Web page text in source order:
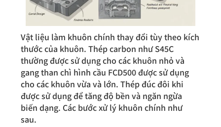
Vật liệu làm khuôn chính thay đổi tùy theo kích
thước của khuôn. Thép carbon như S45C
thường được sử dụng cho các khuôn nhỏ và
gang than chì hình cầu FCD500 được sử dụng
cho các khuôn vừa và lớn. Thép đúc đôi khi
được sử dụng để tăng độ bền và ngăn ngừa
biến dạng. Các bước xử lý khuôn chính như
sau.